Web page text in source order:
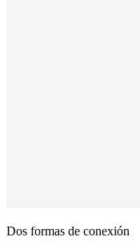
Dos formas de conexión